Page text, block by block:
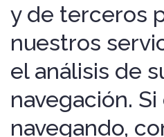
y de terceros
nuestros
el análisis de
navegación.
navegando,